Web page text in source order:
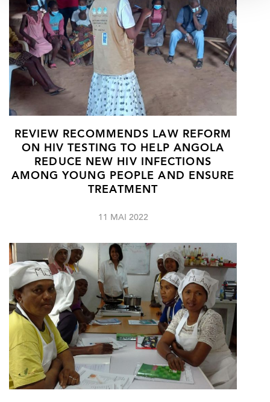
REVIEW RECOMMENDS LAW REFORM
ON HIV TESTING TO HELP ANGOLA
REDUCE NEW HIV INFECTIONS
AMONG YOUNG PEOPLE AND ENSURE
TREATMENT
11 MAI 2022